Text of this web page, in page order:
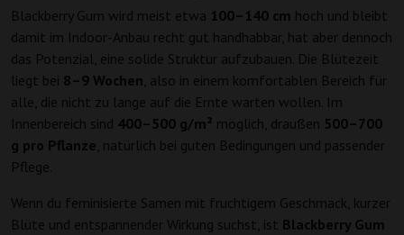
Blackberry Gum wird meist etwa 100–140 cm hoch und bleibt
damit im Indoor-Anbau recht gut handhabbar, hat aber dennoch
das Potenzial, eine solide Struktur aufzubauen. Die Blütezeit
liegt bei 8–9 Wochen , also in einem komfortablen Bereich für
alle, die nicht zu lange auf die Ernte warten wollen. Im
Innenbereich sind 400–500 g/m² möglich, draußen 500–700
g pro Pflanze , natürlich bei guten Bedingungen und passender
Pflege.
Wenn du feminisierte Samen mit fruchtigem Geschmack, kurzer
Blüte und entspannender Wirkung suchst, ist Blackberry Gum